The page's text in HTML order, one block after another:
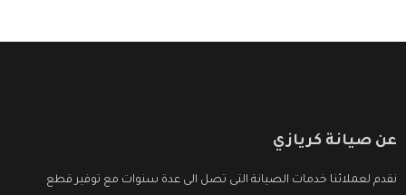
عن صيانة كريازي
نقدم لعملائنا خدمات الصيانة التى تصل الى عدة سنوات مع توفير قطع